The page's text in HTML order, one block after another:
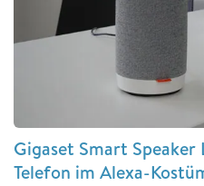
Gigaset Smart Speaker
Telefon im Alexa-